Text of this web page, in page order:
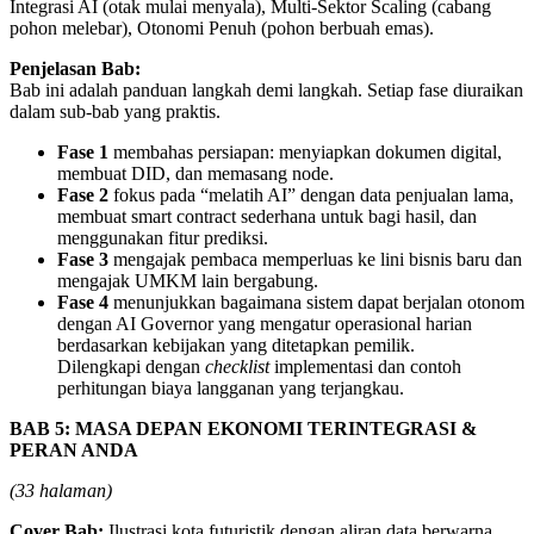
Integrasi AI (otak mulai menyala), Multi-Sektor Scaling (cabang
pohon melebar), Otonomi Penuh (pohon berbuah emas).
Penjelasan Bab:
Bab ini adalah panduan langkah demi langkah. Setiap fase diuraikan
dalam sub-bab yang praktis.
Fase 1 membahas persiapan: menyiapkan dokumen digital,
membuat DID, dan memasang node.
Fase 2 fokus pada “melatih AI” dengan data penjualan lama,
membuat smart contract sederhana untuk bagi hasil, dan
menggunakan fitur prediksi.
Fase 3 mengajak pembaca memperluas ke lini bisnis baru dan
mengajak UMKM lain bergabung.
Fase 4 menunjukkan bagaimana sistem dapat berjalan otonom
dengan AI Governor yang mengatur operasional harian
berdasarkan kebijakan yang ditetapkan pemilik.
Dilengkapi dengan checklistimplementasi dan contoh
perhitungan biaya langganan yang terjangkau.
BAB 5: MASA DEPAN EKONOMI TERINTEGRASI &
PERAN ANDA
(33 halaman)